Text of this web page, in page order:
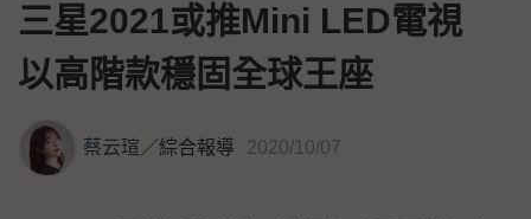
三星2021或推Mini LED電視
以高階款穩固全球王座
蔡云瑄／綜合報導 2020/10/07